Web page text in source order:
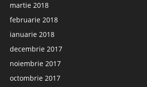
martie 2018
februarie 2018
ianuarie 2018
decembrie 2017
noiembrie 2017
octombrie 2017